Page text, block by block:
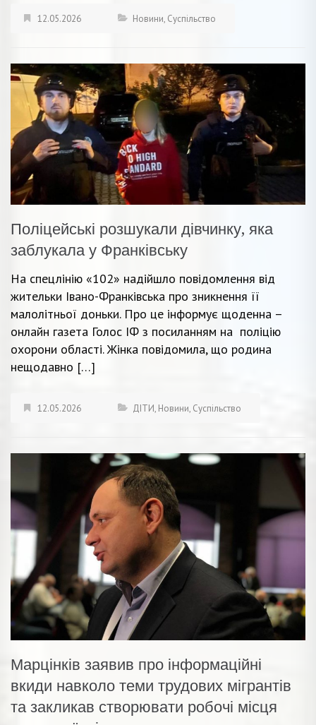
12.05.2026 Новини, Суспільство
Поліцейські розшукали дівчинку, яка
заблукала у Франківську
На спецлінію «102» надійшло повідомлення від
жительки Івано-Франківська про зникнення її
малолітньої доньки. Про це інформує щоденна –
онлайн газета Голос ІФ з посиланням на поліцію
охорони області. Жінка повідомила, що родина
нещодавно […]
12.05.2026 ДІТИ, Новини, Суспільство
Марцінків заявив про інформаційні
вкиди навколо теми трудових мігрантів
та закликав створювати робочі місця